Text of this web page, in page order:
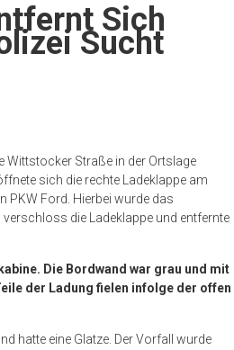
Sich
Sucht
Wittstocker Straße in der Ortslage
sich die rechte Ladeklappe am
PKW Ford. Hierbei wurde das
die Ladeklappe und entfernte
Die Bordwand war grau und mit
der Ladung fielen infolge der offen
hatte eine Glatze. Der Vorfall wurde